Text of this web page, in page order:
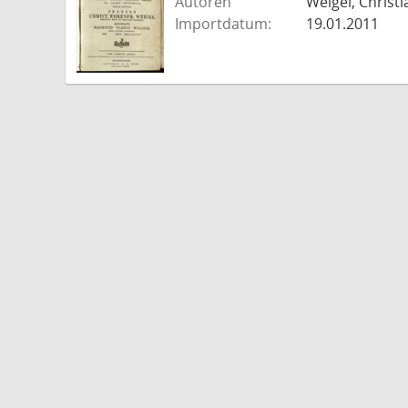
Importdatum:
19.01.2011